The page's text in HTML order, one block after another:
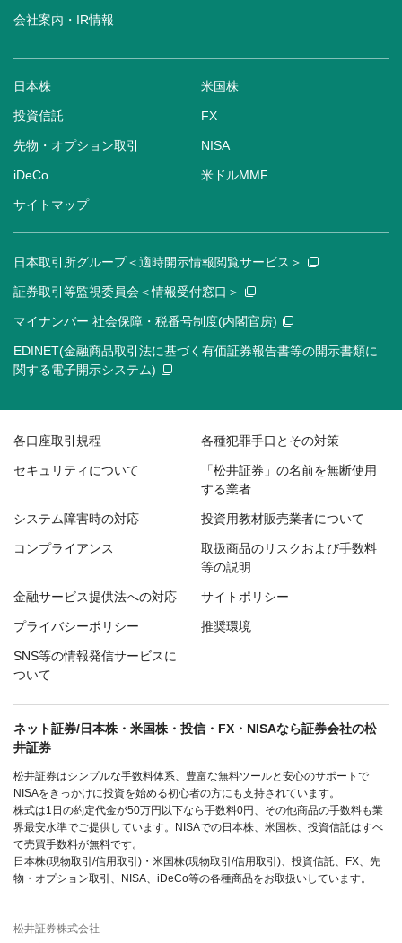
会社案内・IR情報
日本株 米国株
投資信託 FX
先物・オプション取引 NISA
iDeCo 米ドルMMF
サイトマップ
日本取引所グループ＜適時開示情報閲覧サービス＞
証券取引等監視委員会＜情報受付窓口＞
マイナンバー 社会保障・税番号制度(内閣官房)
EDINET(金融商品取引法に基づく有価証券報告書等の開示書類に
関する電子開示システム)
各口座取引規程 各種犯罪手口とその対策
セキュリティについて
「松井証券」の名前を無断使用
する業者
システム障害時の対応 投資用教材販売業者について
コンプライアンス
取扱商品のリスクおよび手数料
等の説明
金融サービス提供法への対応 サイトポリシー
プライバシーポリシー 推奨環境
SNS等の情報発信サービスに
ついて
ネット証券/日本株・米国株・投信・FX・NISAなら証券会社の松
井証券
松井証券はシンプルな手数料体系、豊富な無料ツールと安心のサポートで
NISAをきっかけに投資を始める初心者の方にも支持されています。
株式は1日の約定代金が50万円以下なら手数料0円、その他商品の手数料も業
界最安水準でご提供しています。NISAでの日本株、米国株、投資信託はすべ
て売買手数料が無料です。
日本株(現物取引/信用取引)・米国株(現物取引/信用取引)、投資信託、FX、先
物・オプション取引、NISA、iDeCo等の各種商品をお取扱いしています。
松井証券株式会社